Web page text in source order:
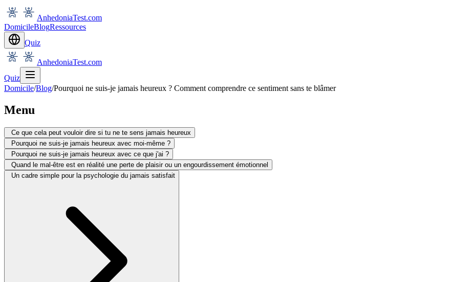
AnhedoniaTest.com
DomicileBlogRessources
Quiz
AnhedoniaTest.com
Quiz
Domicile/Blog/Pourquoi ne suis-je jamais heureux ? Comment comprendre ce sentiment sans te blâmer
Menu
Ce que cela peut vouloir dire si tu ne te sens jamais heureux
Pourquoi ne suis-je jamais heureux avec moi-même ?
Pourquoi ne suis-je jamais heureux avec ce que j'ai ?
Quand le mal-être est en réalité une perte de plaisir ou un engourdissement émotionnel
Un cadre simple pour la psychologie du jamais satisfait